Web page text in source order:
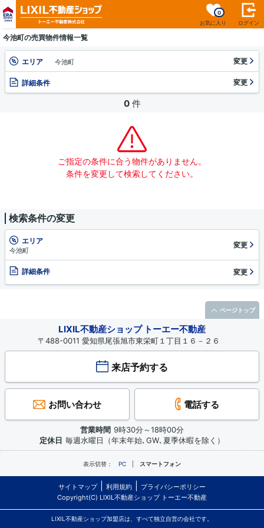
お気に入り
0
ログイン
今池町の売買物件情報一覧
エリア 今池町 変更
詳細条件 変更
0 件
ご指定の条件に合う物件がありません。
条件を変更して検索してください。
検索条件の変更
エリア
今池町
変更
詳細条件 変更
LIXIL不動産ショップ トーエー不動産
〒488-0011 愛知県尾張旭市東栄町１丁目１６－２６
来店予約する
お問い合わせ 電話する
営業時間 9時30分～18時00分
定休日 毎週水曜日（年末年始､GW､夏季休暇を除く）
表示切替： PC スマートフォン
サイトマップ 利用規約
プライバシーポリシー
Copyright(C) LIXIL不動産ショップ トーエー不動産
LIXIL不動産ショップ加盟店は、すべて独立自営の会社です。
ページトップ